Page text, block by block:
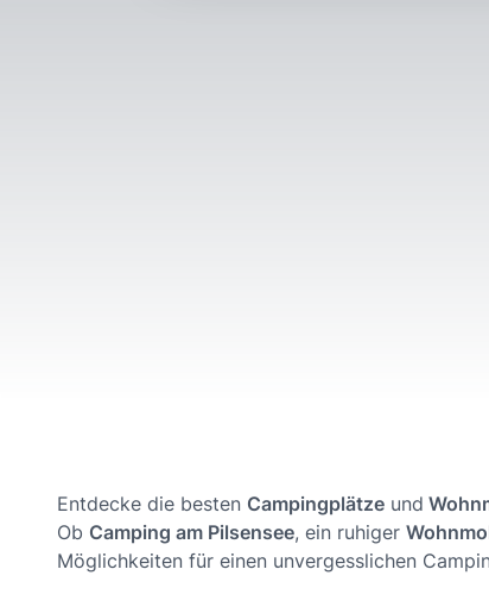
Entdecke die besten Campingplätze und
Ob Camping am Pilsensee, ein ruhiger
Möglichkeiten für einen unvergesslichen